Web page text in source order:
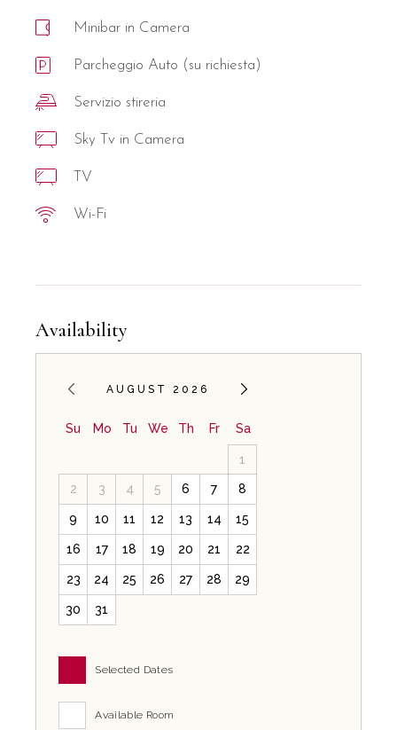
Minibar in Camera
Parcheggio Auto (su richiesta)
Servizio stireria
Sky Tv in Camera
TV
Wi-Fi
Availability
AUGUST 2026
Su Mo Tu We Th Fr Sa
1
2 3 4 5 6 7 8
9 10 11 12 13 14 15
16 17 18 19 20 21 22
23 24 25 26 27 28 29
30 31
Selected Dates
Available Room